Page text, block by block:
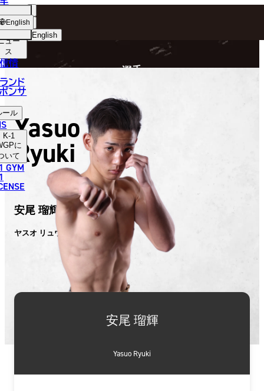
English
한국어
中文（简体）
中文（繁體）
ไทย
العربية
ョッ
プ
ュー
ス
情
ンド
ンサ
ール
K-1
に
いて
GYM
English
選手
Yasuo
Ryuki
安尾 瑠輝
ヤスオ リュウキ
安尾 瑠輝
Yasuo Ryuki